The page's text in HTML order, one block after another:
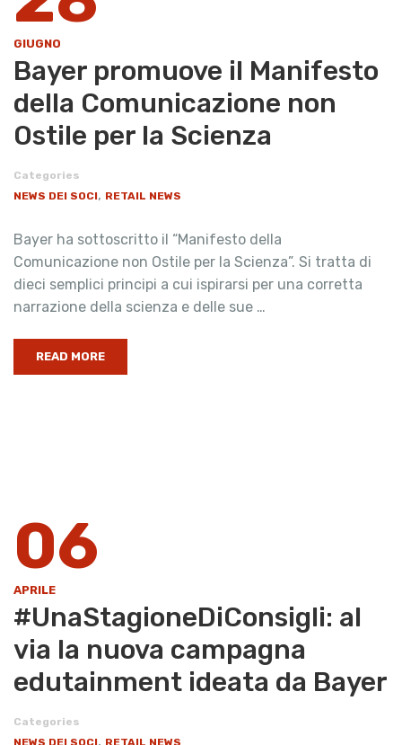
GIUGNO
Bayer promuove il Manifesto
della Comunicazione non
Ostile per la Scienza
Categories
NEWS DEI SOCI, RETAIL NEWS
Bayer ha sottoscritto il “Manifesto della
Comunicazione non Ostile per la Scienza”. Si tratta di
dieci semplici principi a cui ispirarsi per una corretta
narrazione della scienza e delle sue …
READ MORE
06
APRILE
#UnaStagioneDiConsigli: al
via la nuova campagna
edutainment ideata da Bayer
Categories
NEWS DEI SOCI, RETAIL NEWS